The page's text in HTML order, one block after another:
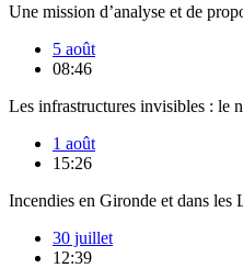
Une mission d’analyse et de
5 août
08:46
Les infrastructures invisibles : le
1 août
15:26
Incendies en Gironde et dans les
30 juillet
12:39